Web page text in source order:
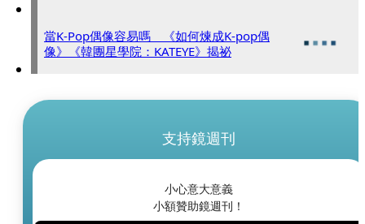
當K-Pop偶像容易嗎 《如何煉成K-pop偶
像》《韓團星學院：KATEYE》揭祕
支持鏡週刊
小心意大意義
小額贊助鏡週刊！